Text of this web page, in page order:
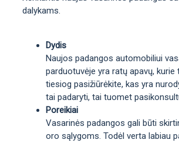
dalykams.
Dydis
Naujos padangos automobiliui
parduotuvėje yra ratų apavų,
tiesiog pasižiūrėkite, kas yra
tai padaryti, tai tuomet
Poreikiai
Vasarinės padangos gali būti
oro sąlygoms. Todėl verta labiau